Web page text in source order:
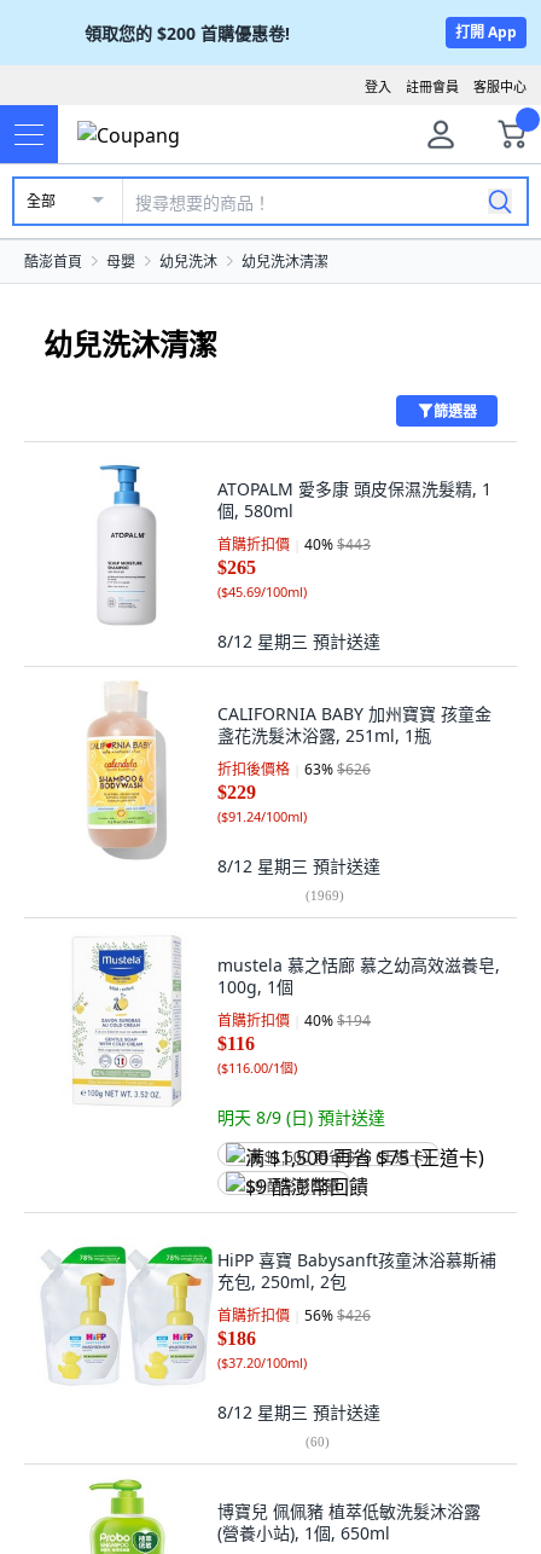
領取您的 $200 首購優惠卷! 打開 App
客服中心
註冊會員
登入
全部
酷澎首頁 母嬰 幼兒洗沐 幼兒洗沐清潔
幼兒洗沐清潔
篩選器
ATOPALM 愛多康 頭皮保濕洗髮精, 1
個, 580ml
首購折扣價 40%$443
$265
($45.69/100ml)
8/12 星期三 預計送達
CALIFORNIA BABY 加州寶寶 孩童金
盞花洗髮沐浴露, 251ml, 1瓶
折扣後價格 63%$626
$229
($91.24/100ml)
8/12 星期三 預計送達
(1969)
mustela 慕之恬廊 慕之幼高效滋養皂,
100g, 1個
首購折扣價 40%$194
$116
($116.00/1個)
明天 8/9 (日) 預計送達
满 $1,500 再省 $75 (王道卡)
$9 酷澎幣回饋
HiPP 喜寶 Babysanft孩童沐浴慕斯補
充包, 250ml, 2包
首購折扣價 56%$426
$186
($37.20/100ml)
8/12 星期三 預計送達
(60)
博寶兒 佩佩豬 植萃低敏洗髮沐浴露
(營養小站), 1個, 650ml